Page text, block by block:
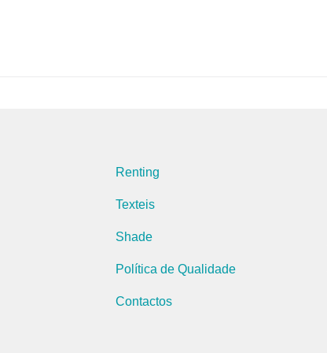
Renting
Texteis
Shade
Política de Qualidade
Contactos